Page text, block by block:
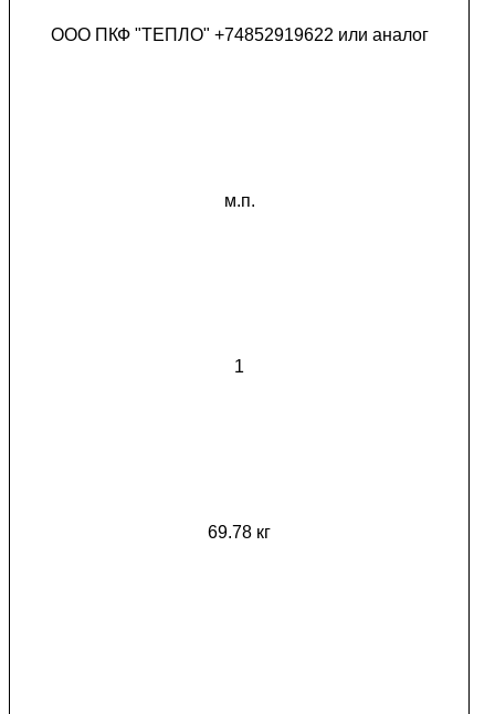
ООО ПКФ "ТЕПЛО" +74852919622 или аналог
м.п.
1
69.78 кг